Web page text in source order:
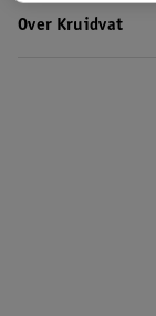
Over Kruidvat